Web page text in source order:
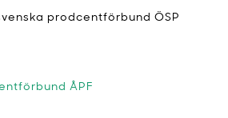
prodcentförbund ÖSP
ÅPF